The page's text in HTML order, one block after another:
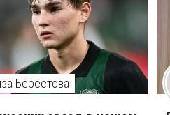
Берестова